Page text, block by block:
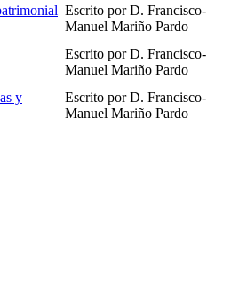
Escrito por D. Francisco-
Manuel Mariño Pardo
Escrito por D. Francisco-
Manuel Mariño Pardo
y
Escrito por D. Francisco-
Manuel Mariño Pardo